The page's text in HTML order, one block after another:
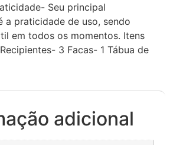
Seu principal
a praticidade de uso, sendo
em todos os momentos. Itens
3 Facas- 1 Tábua de
adicional